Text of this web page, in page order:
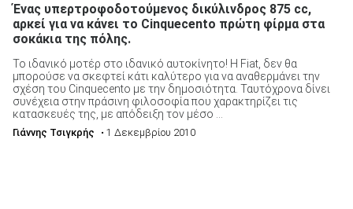
Ένας υπερτροφοδοτούμενος δικύλινδρος 875 cc,
αρκεί για να κάνει το Cinquecento πρώτη φίρμα στα
σοκάκια της πόλης.
Το ιδανικό μοτέρ στο ιδανικό αυτοκίνητο! Η Fiat, δεν θα
μπορούσε να σκεφτεί κάτι καλύτερο για να αναθερμάνει την
σχέση του Cinquecento με την δημοσιότητα. Ταυτόχρονα δίνει
συνέχεια στην πράσινη φιλοσοφία που χαρακτηρίζει τις
κατασκευές της, με απόδειξη τον μέσο ...
Γιάννης Τσιγκρής • 1 Δεκεμβρίου 2010